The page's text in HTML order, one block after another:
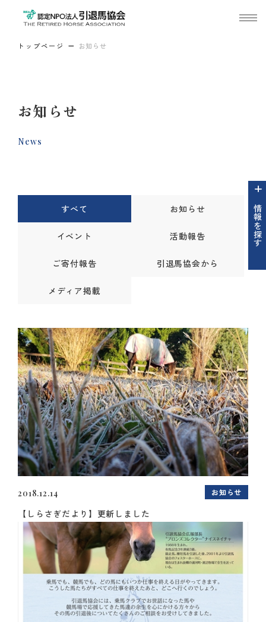
トップページ お知らせ
お知らせ
News
情報を探す
すべて お知らせ
イベント 活動報告
ご寄付報告 引退馬協会から
メディア掲載
2018.12.14 お知らせ
【しらさぎだより】更新しました